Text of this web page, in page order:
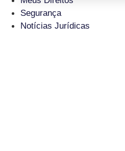
Segurança
Notícias Jurídicas